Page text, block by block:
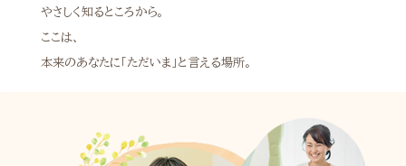
やさしく知るところから。
ここは、
本来のあなたに「ただいま」と言える場所。